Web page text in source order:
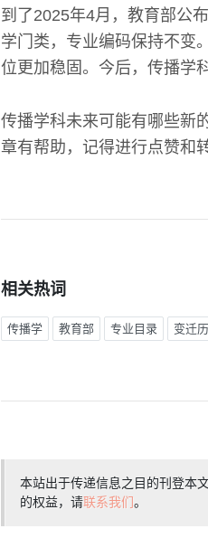
到了2025年4月，教育部公
学门类，专业编码保持不变
位更加稳固。今后，传播学
传播学科未来可能有哪些新
章有帮助，记得进行点赞和
相关热词
传播学 教育部 专业目录 变迁
本站出于传递信息之目的刊登本
的权益，请联系我们。